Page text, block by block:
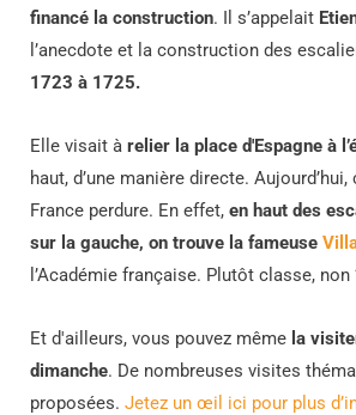
financé la construction. Il s’appelait
l’anecdote et la construction des
1723 à 1725.
Elle visait à relier la place d'Espagne à
haut, d’une manière directe.
France perdure. En effet, en haut des
sur la gauche, on trouve la fameuse
l’Académie française. Plutôt classe, non
Et d'ailleurs, vous pouvez même la
dimanche. De nombreuses visites
proposées. Jetez un œil ici pour plus